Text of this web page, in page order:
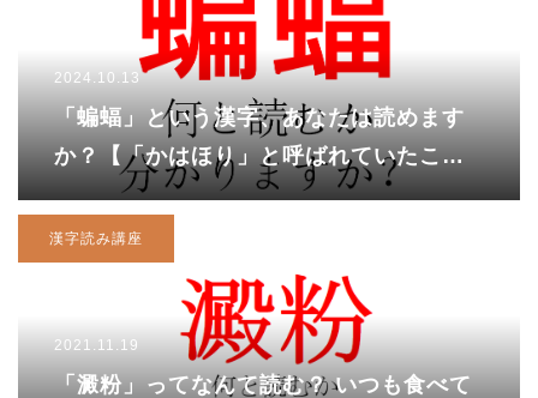
2024.10.13
「蝙蝠」という漢字、あなたは読めます
か？【「かはほり」と呼ばれていたこと
もある「蝙蝠」。まったく分かりませんw
ww】
漢字読み講座
2021.11.19
「澱粉」ってなんて読む？ いつも食べて